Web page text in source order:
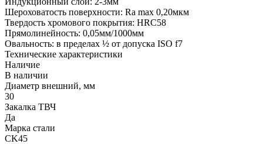
Шероховатость поверхности: Ra max 0,20мкм
Твердость хромового покрытия: HRC58
Прямолинейность: 0,05мм/1000мм
Овальность: в пределах ½ от допуска ISO f7
Технические характеристики
Наличие
В наличии
Диаметр внешний, мм
30
Закалка ТВЧ
Да
Марка стали
CK45